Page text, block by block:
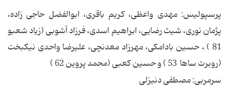
پرسپولیس: مهدى واعظى، كریم باقرى، ابوالفضل حاجى زاده،
پژمان نورى، شیث رضایى، ابراهیم اسدى، فرزاد آشوبى (زیاد شعبو
81 ) ، حسین بادامكى، مهرزاد معدنچى، علیرضا واحدى نیكبخت
(روبرت ساها 53 ) و حسین كعبى (محمد پروین 62 )
سرمربى: مصطفى دنیزلى